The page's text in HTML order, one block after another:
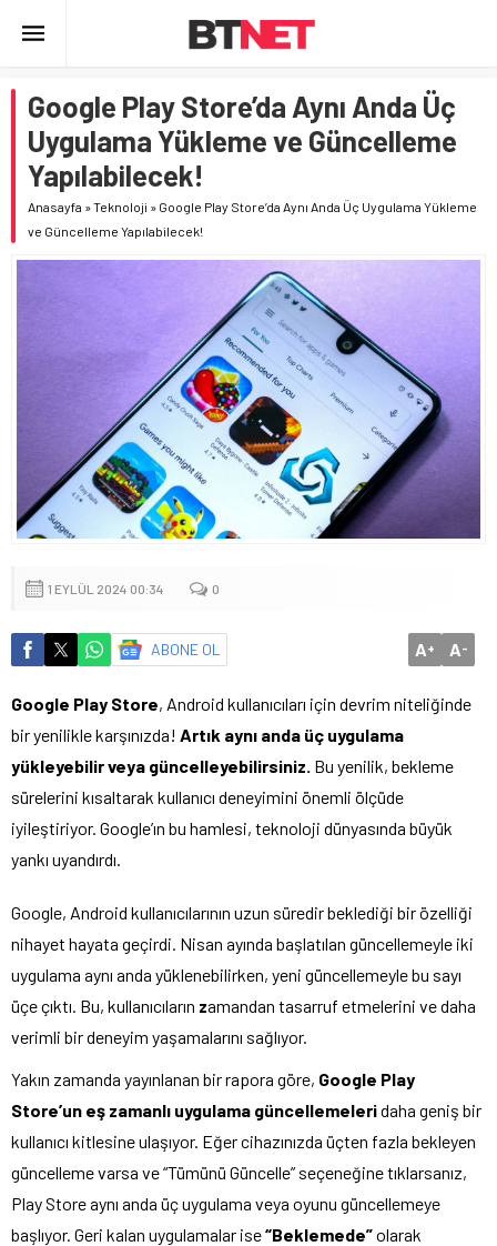
Google Play Store’da Aynı Anda Üç
Uygulama Yükleme ve Güncelleme
Yapılabilecek!
Anasayfa »Teknoloji » Google Play Store’da Aynı Anda Üç Uygulama Yükleme
ve Güncelleme Yapılabilecek!
1 EYLÜL 2024 00:34 0
ABONE OL A+ A-
Google Play Store, Android kullanıcıları için devrim niteliğinde
bir yenilikle karşınızda! Artık aynı anda üç uygulama
yükleyebilir veya güncelleyebilirsiniz. Bu yenilik, bekleme
sürelerini kısaltarak kullanıcı deneyimini önemli ölçüde
iyileştiriyor. Google’ın bu hamlesi, teknoloji dünyasında büyük
yankı uyandırdı.
Google, Android kullanıcılarının uzun süredir beklediği bir özelliği
nihayet hayata geçirdi. Nisan ayında başlatılan güncellemeyle iki
uygulama aynı anda yüklenebilirken, yeni güncellemeyle bu sayı
üçe çıktı. Bu, kullanıcıların zamandan tasarruf etmelerini ve daha
verimli bir deneyim yaşamalarını sağlıyor.
Yakın zamanda yayınlanan bir rapora göre, Google Play
Store’un eş zamanlı uygulama güncellemeleridaha geniş bir
kullanıcı kitlesine ulaşıyor. Eğer cihazınızda üçten fazla bekleyen
güncelleme varsa ve “Tümünü Güncelle” seçeneğine tıklarsanız,
Play Store aynı anda üç uygulama veya oyunu güncellemeye
başlıyor. Geri kalan uygulamalar ise“Beklemede”olarak